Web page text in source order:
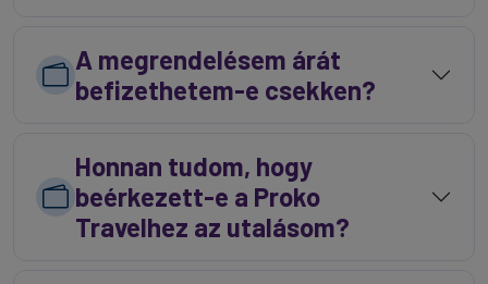
A megrendelésem árát
befizethetem-e csekken?
Honnan tudom, hogy
beérkezett-e a Proko
Travelhez az utalásom?